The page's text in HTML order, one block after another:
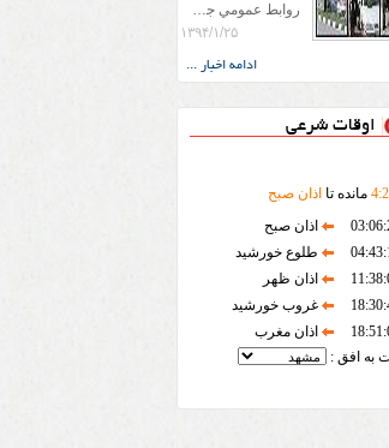
روابط عمومي جمعيت هلال احمر سرخس جمعيت هلال احمر سرخس در روز طبيعت جوانان جمعيت هلال احمر سرخس در راستاي حفاظت و حمايت از محيط زيست با انگيزه داشتن طبيعت زيبا و بدون زباله و جهت فرهنگ سازي طرح حمايت از طبيعت را اجرا نمودند. اين طرح با رويكرد حمايتي و اموزشي در خصوص اشتي باطبيعت اجرا شد و در اين طرح 700 عدد كيسه زباله وبروشور در خروجي هاي شهر بين همشهريان و مسافرين نوروزي توزيع گرديد و در راه بازگشت كيسه هاي زباله توسط همشهريان به مامورين محترم شهرداري مستقر در ورودي شهر
۱۳۹۴/۱/۲۵
ادامه اخبار ...
اوقات شرعی
4: مانده تا اذان صبح
اذان صبح
طلوع خورشید
اذان ظهر
غروب خورشید
اذان مغرب
به افق :